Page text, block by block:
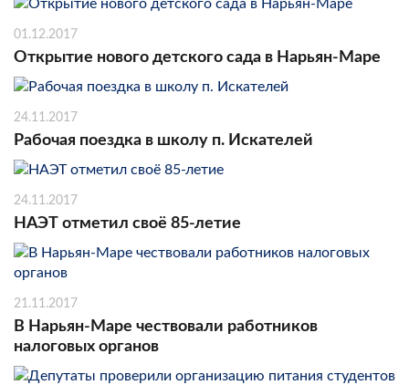
01.12.2017
Открытие нового детского сада в Нарьян-Маре
24.11.2017
Рабочая поездка в школу п. Искателей
24.11.2017
НАЭТ отметил своё 85-летие
21.11.2017
В Нарьян-Маре чествовали работников
налоговых органов